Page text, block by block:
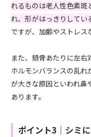
れるものは老人性色素
れ、形がはっきりしてい
ですが、加齢やストレス
また、頬骨あたりに左右
ホルモンバランスの乱れ
が大きな原因といわれ鼻
あります。
ポイント3｜シミ